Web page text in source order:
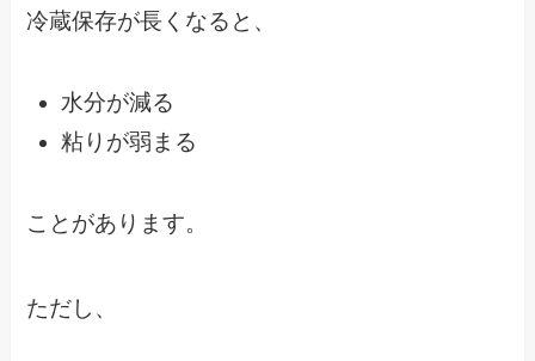
冷蔵保存が長くなると、
水分が減る
粘りが弱まる
ことがあります。
ただし、